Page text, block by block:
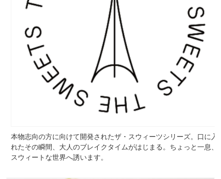
本物志向の方に向けて開発されたザ・スウィーツシリーズ。口に入
れたその瞬間、大人のブレイクタイムがはじまる。ちょっと一息、
スウィートな世界へ誘います。